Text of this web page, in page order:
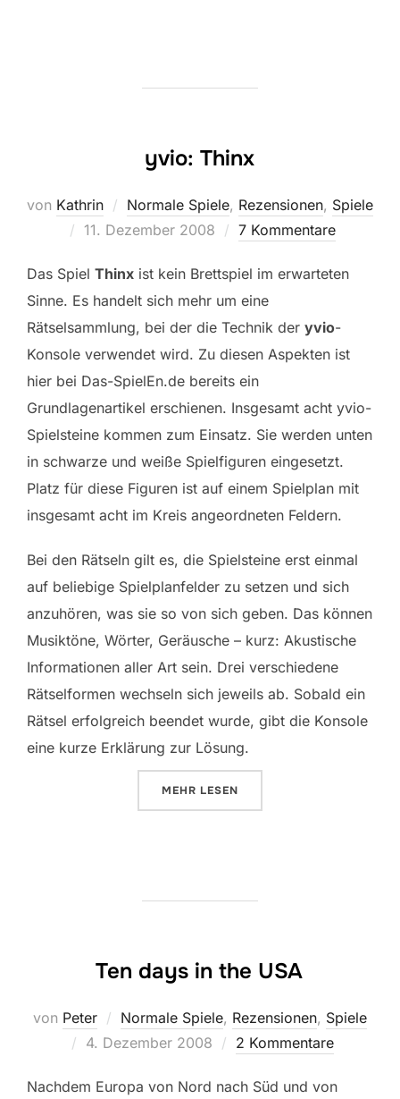
yvio: Thinx
von Kathrin Normale Spiele, Rezensionen, Spiele
Veröffentlicht
11. Dezember 2008 7 Kommentare
Das Spiel Thinx ist kein Brettspiel im erwarteten
Sinne. Es handelt sich mehr um eine
Rätselsammlung, bei der die Technik der yvio-
Konsole verwendet wird. Zu diesen Aspekten ist
hier bei Das-SpielEn.de bereits ein
Grundlagenartikel erschienen. Insgesamt acht yvio-
Spielsteine kommen zum Einsatz. Sie werden unten
in schwarze und weiße Spielfiguren eingesetzt.
Platz für diese Figuren ist auf einem Spielplan mit
insgesamt acht im Kreis angeordneten Feldern.
Bei den Rätseln gilt es, die Spielsteine erst einmal
auf beliebige Spielplanfelder zu setzen und sich
anzuhören, was sie so von sich geben. Das können
Musiktöne, Wörter, Geräusche – kurz: Akustische
Informationen aller Art sein. Drei verschiedene
Rätselformen wechseln sich jeweils ab. Sobald ein
Rätsel erfolgreich beendet wurde, gibt die Konsole
eine kurze Erklärung zur Lösung.
MEHR ÜBER „YVIO: THINX“
LESEN
Ten days in the USA
von Peter Normale Spiele, Rezensionen, Spiele
Veröffentlicht
4. Dezember 2008 2 Kommentare
Nachdem Europa von Nord nach Süd und von